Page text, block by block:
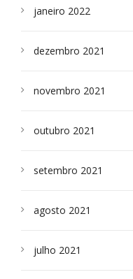
janeiro 2022
dezembro 2021
novembro 2021
outubro 2021
setembro 2021
agosto 2021
julho 2021